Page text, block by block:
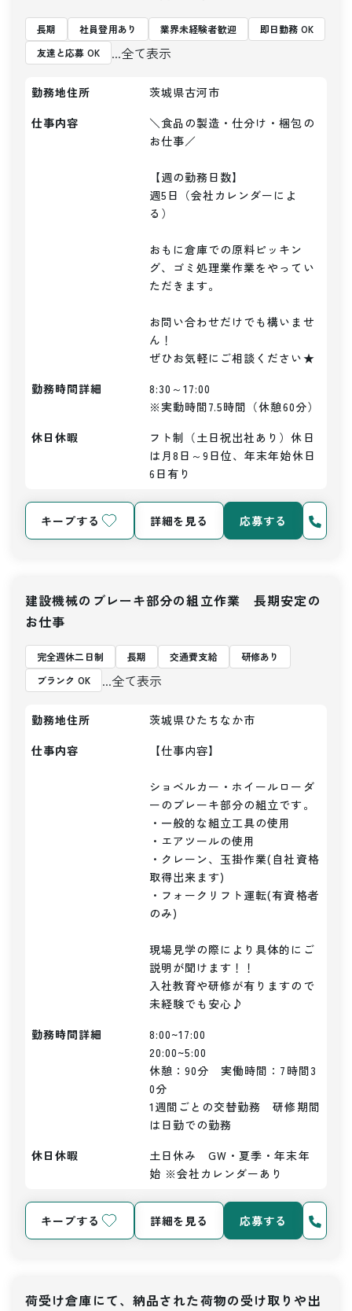
長期 社員登用あり 業界未経験者歓迎
即日勤務 OK
友達と応募 OK
...全て表示
勤務地住所
茨城県古河市
仕事内容
＼食品の製造・仕分け・梱包の
お仕事／
【週の勤務日数】
週5日（会社カレンダーによ
る）
おもに倉庫での原料ピッキン
グ、ゴミ処理業作業をやってい
ただきます。
お問い合わせだけでも構いませ
ん！
ぜひお気軽にご相談ください★
勤務時間詳細
8:30～17:00
※実動時間7.5時間（休憩60分）
休日休暇
フト制（土日祝出社あり）休日
は月8日～9日位、年末年始休日
6日有り
キープする 詳細を見る 応募する
建設機械のブレーキ部分の組立作業 長期安定の
お仕事
完全週休二日制 長期 交通費支給
研修あり
ブランク OK
...全て表示
勤務地住所
茨城県ひたちなか市
仕事内容
【仕事内容】
ショベルカー・ホイールローダ
ーのブレーキ部分の組立です。
・一般的な組立工具の使用
・エアツールの使用
・クレーン、玉掛作業(自社資格
取得出来ます)
・フォークリフト運転(有資格者
のみ)
現場見学の際により具体的にご
説明が聞けます！！
入社教育や研修が有りますので
未経験でも安心♪
勤務時間詳細
8:00~17:00
20:00~5:00
休憩：90分　実働時間：7時間3
0分
1週間ごとの交替勤務　研修期間
は日勤での勤務
休日休暇
土日休み　GW・夏季・年末年
始 ※会社カレンダーあり
キープする 詳細を見る 応募する
荷受け倉庫にて、納品された荷物の受け取りや出